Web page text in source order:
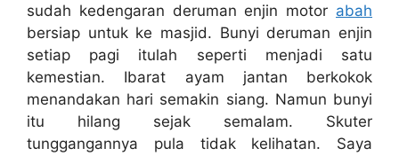
sudah kedengaran deruman enjin motor abah
bersiap untuk ke masjid. Bunyi deruman enjin
setiap pagi itulah seperti menjadi satu
kemestian. Ibarat ayam jantan berkokok
menandakan hari semakin siang. Namun bunyi
itu hilang sejak semalam. Skuter
tunggangannya pula tidak kelihatan. Saya